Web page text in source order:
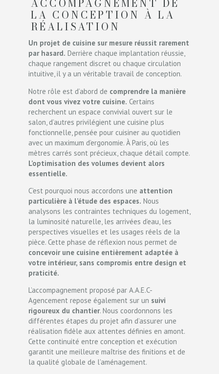
ACCOMPAGNEMENT DE
LA CONCEPTION À LA
RÉALISATION
Un projet de cuisine sur mesure réussit rarement
par hasard. Derrière chaque implantation réussie,
chaque rangement discret ou chaque circulation
intuitive, il y a un véritable travail de conception.
Notre rôle est d’abord de comprendre la manière
dont vous vivez votre cuisine. Certains
recherchent un espace convivial ouvert sur le
salon, d’autres privilégient une cuisine plus
fonctionnelle, pensée pour cuisiner au quotidien
avec un maximum d’ergonomie. À Paris, où les
mètres carrés sont précieux, chaque détail compte.
L’optimisation des volumes devient alors
essentielle.
C’est pourquoi nous accordons une attention
particulière à l’étude des espaces. Nous
analysons les contraintes techniques du logement,
la luminosité naturelle, les arrivées d’eau, les
perspectives visuelles et les usages réels de la
pièce. Cette phase de réflexion nous permet de
concevoir une cuisine entièrement adaptée à
votre intérieur, sans compromis entre design et
praticité.
L’accompagnement proposé par A.A.E.C-
Agencement repose également sur un suivi
rigoureux du chantier. Nous coordonnons les
différentes étapes du projet afin d’assurer une
réalisation fidèle aux attentes définies en amont.
Cette continuité entre conception et exécution
garantit une meilleure maîtrise des finitions et de
la qualité globale de l’aménagement.